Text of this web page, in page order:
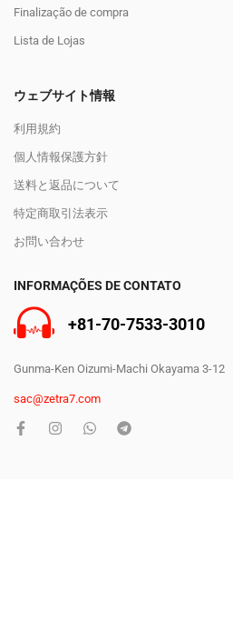
Finalização de compra
Lista de Lojas
ウェブサイト情報
利用規約
個人情報保護方針
送料と返品について
特定商取引法表示
お問い合わせ
INFORMAÇÕES DE CONTATO
+81-70-7533-3010
Gunma-Ken Oizumi-Machi Okayama 3-12
sac@zetra7.com